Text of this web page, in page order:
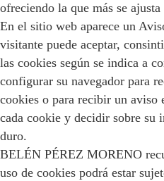
ofreciendo la que más se ajusta
En el sitio web aparece un
visitante puede aceptar,
las cookies según se indica a
configurar su navegador para
cookies o para recibir un aviso
cada cookie y decidir sobre su
duro.
BELÉN PÉREZ MORENO
uso de cookies podrá estar